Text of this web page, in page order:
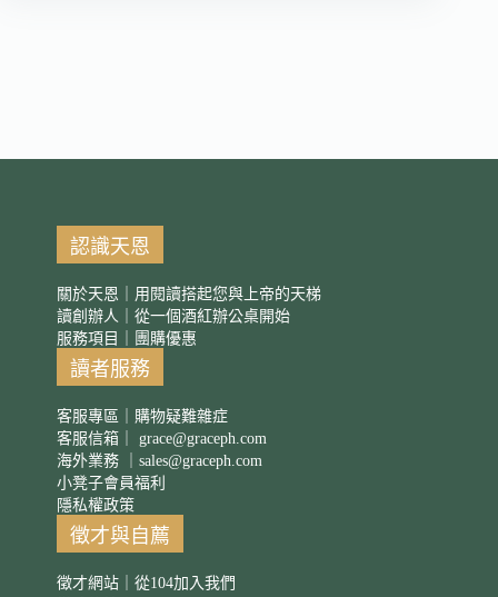
認識天恩
關於天恩｜用閱讀搭起您與上帝的天梯
讀創辦人｜從一個酒紅辦公桌開始
服務項目｜團購優惠
讀者服務
客服專區｜購物疑難雜症
客服信箱｜ grace@graceph.com
海外業務 ｜ sales@graceph.com
小凳子會員福利
隱私權政策
徵才與自薦
徵才網站｜從104加入我們